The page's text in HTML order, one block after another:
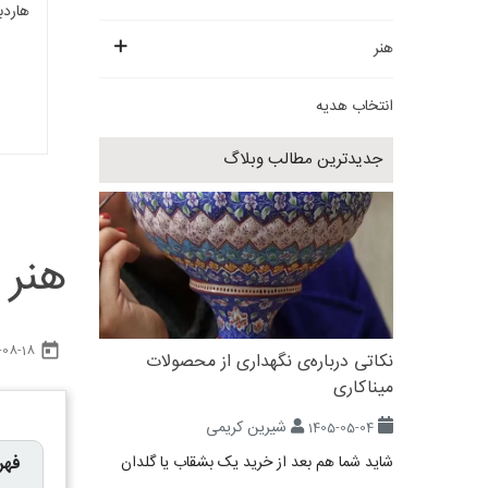
هنر
انتخاب هدیه
جدیدترین مطالب وبلاگ
نکاتی درباره‌ی نگهداری از محصولات
میناکاری
1405-05-04
شیرین کریمی
شاید شما هم بعد از خرید یک بشقاب یا گلدان
هاردباکس 30 در
today
18